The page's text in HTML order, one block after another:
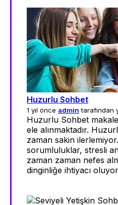
Huzurlu Sohbet
1 yıl önce admin tarafından
Huzurlu Sohbet
ele alınmaktadır.
zaman sakin
sorumluluklar, stresli
zaman zaman nefes
dinginliğe ihtiyacı